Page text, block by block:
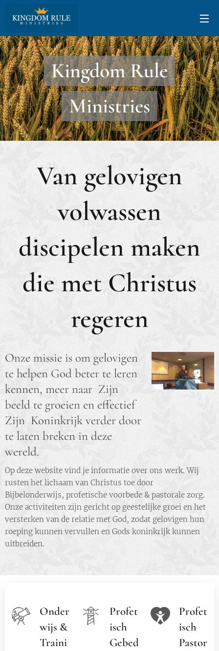
Kingdom Rule
Ministries
Van gelovigen
volwassen
discipelen maken
die met Christus
regeren
Onze missie is om gelovigen
te helpen God beter te leren
kennen, meer naar Zijn
beeld te groeien en effectief
Zijn Koninkrijk verder door
te laten breken in deze
wereld.
Op deze website vind je informatie over ons werk. Wij
rusten het lichaam van Christus toe door
Bijbelonderwijs, profetische voorbede & pastorale zorg.
Onze activiteiten zijn gericht op geestelijke groei en het
versterken van de relatie met God, zodat gelovigen hun
roeping kunnen vervullen en Gods koninkrijk kunnen
uitbreiden.
Onder
wijs &
Traini
Profet
isch
Gebed
Profet
isch
Pastor